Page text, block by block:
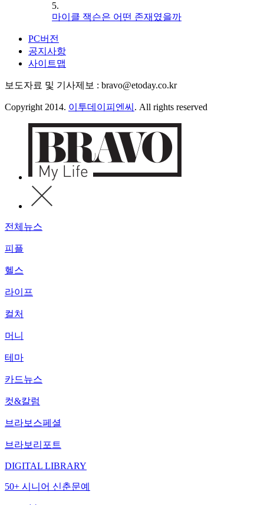
5.
마이클 잭슨은 어떤 존재였을까
PC버전
공지사항
사이트맵
보도자료 및 기사제보 : bravo@etoday.co.kr
Copyright 2014. 이투데이피엔씨 . All rights reserved
전체뉴스
피플
헬스
라이프
컬처
머니
테마
카드뉴스
컷&칼럼
브라보스페셜
브라보리포트
DIGITAL LIBRARY
50+ 시니어 신춘문예